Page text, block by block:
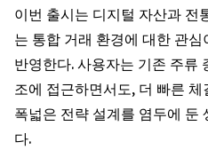
이번 출시는 디지털 자산과 전
는 통합 거래 환경에 대한 관
반영한다. 사용자는 기존 주류
조에 접근하면서도, 더 빠른
폭넓은 전략 설계를 염두에 둔
다.